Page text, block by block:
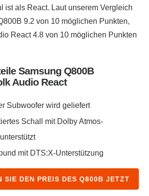
ist als React. Laut unserem Vergleich
9.2 von 10 möglichen Punkten,
React 4.8 von 10 möglichen Punkten
Samsung Q800B
Audio React
Subwoofer wird geliefert
Schall mit Dolby Atmos-
mit DTS:X-Unterstützung
SIE DEN PREIS DES Q800B JETZT